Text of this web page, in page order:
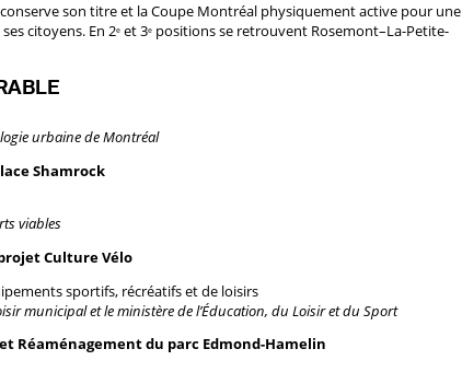
son titre et la Coupe Montréal physiquement active pour une
citoyens. En 2e et 3e positions se retrouvent Rosemont–La-Petite-
urbaine de Montréal
Shamrock
viables
Culture Vélo
sportifs, récréatifs et de loisirs
municipal et le ministère de l’Éducation, du Loisir et du Sport
Réaménagement du parc Edmond-Hamelin